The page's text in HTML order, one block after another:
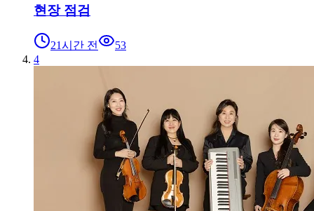
현장 점검
21시간 전
53
4